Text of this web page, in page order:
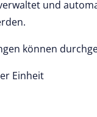
und
können
Einheit